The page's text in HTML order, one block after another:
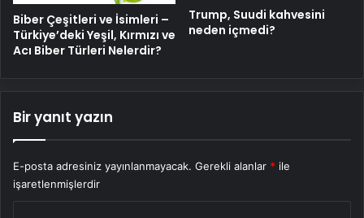
Biber Çeşitleri ve İsimleri –
Türkiye’deki Yeşil, Kırmızı ve
Acı Biber Türleri Nelerdir?
Trump, Suudi kahvesini
neden içmedi?
Bir yanıt yazın
E-posta adresiniz yayınlanmayacak. Gerekli alanlar * ile
işaretlenmişlerdir